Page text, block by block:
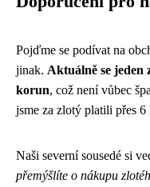
Pojďme se podívat na
jinak. Aktuálně se jeden
korun, což není vůbec
jsme za zlotý platili přes
Naši severní sousedé si
přemýšlíte o nákupu